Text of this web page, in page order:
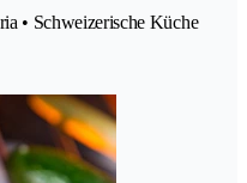
• Schweizerische Küche